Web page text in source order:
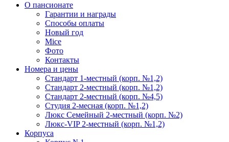
О пансионате
Гарантии и награды
Способы оплаты
Новый год
Mice
Фото
Контакты
Номера и цены
Стандарт 1-местный (корп. №1,2)
Стандарт 2-местный (корп. №1,2)
Стандарт 2-местный (корп. №4,5)
Студия 2-месная (корп. №1,2)
Люкс Семейный 2-местный (корп. №2)
Люкс-VIP 2-местный (корп. №1,2)
Корпуса